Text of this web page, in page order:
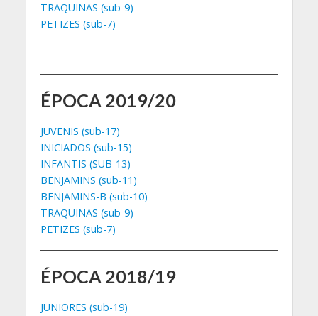
TRAQUINAS (sub-9)
PETIZES (sub-7)
ÉPOCA 2019/20
JUVENIS (sub-17)
INICIADOS (sub-15)
INFANTIS (SUB-13)
BENJAMINS (sub-11)
BENJAMINS-B (sub-10)
TRAQUINAS (sub-9)
PETIZES (sub-7)
ÉPOCA 2018/19
JUNIORES (sub-19)